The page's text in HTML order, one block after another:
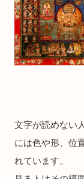
文字が読めない
には色や形、位
れています。